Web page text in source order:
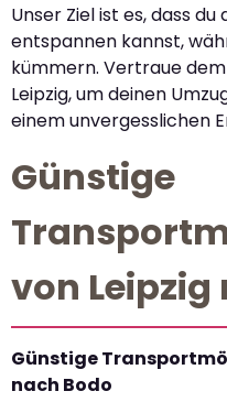
Unser Ziel ist es, dass
entspannen kannst,
kümmern. Vertraue
Leipzig, um deinen
einem unvergesslichen
Günstige
von Leipzig
Günstige
nach Bodo